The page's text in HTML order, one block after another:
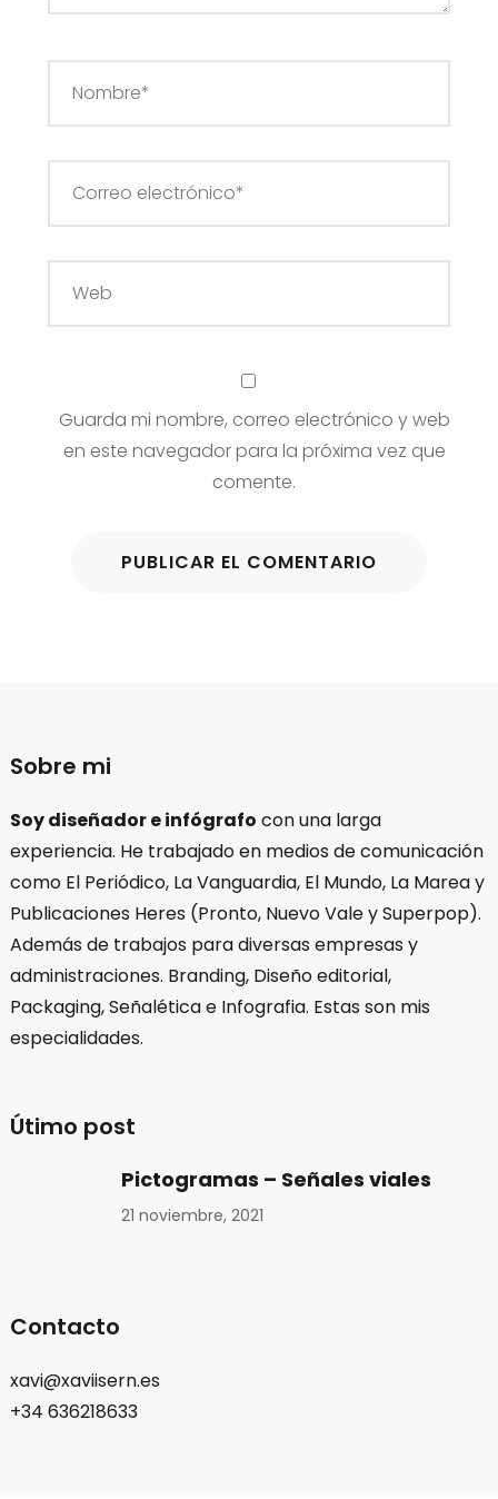
Guarda mi nombre, correo electrónico y web
en este navegador para la próxima vez que
comente.
Sobre mi
Soy diseñador e infógrafo con una larga
experiencia. He trabajado en medios de comunicación
como El Periódico, La Vanguardia, El Mundo, La Marea y
Publicaciones Heres (Pronto, Nuevo Vale y Superpop).
Además de trabajos para diversas empresas y
administraciones. Branding, Diseño editorial,
Packaging, Señalética e Infografia. Estas son mis
especialidades.
Útimo post
Pictogramas – Señales viales
21 noviembre, 2021
Contacto
xavi@xaviisern.es
+34 636218633